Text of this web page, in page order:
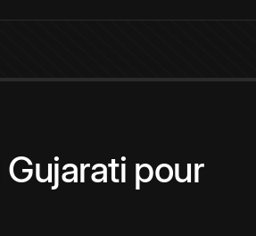
Gujarati pour